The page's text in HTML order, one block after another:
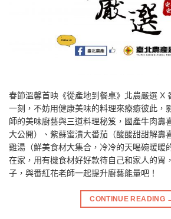
春節溫馨首映《從產地到餐桌》北農嚴選 X
一刻，不妨用健康美味的料理來療癒彼此，
師的美味廚藝與三道料理秘笈，國產牛肉壽
大公開）、紫蘇蜜漬大番茄（酸酸甜甜解壽
雞湯（鮮美食材大集合，冷冷的天喝碗暖暖
在家，用有機食材好好款待自己和家人的胃
子，與番紅花老師一起提升廚藝能量吧！
CONTINUE READING